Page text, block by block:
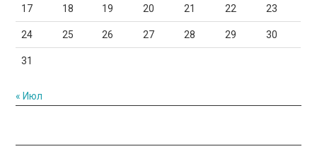
17 18 19 20 21 22 23
24 25 26 27 28 29 30
31
« Июл